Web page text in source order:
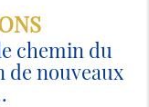
chemin du
nouveaux